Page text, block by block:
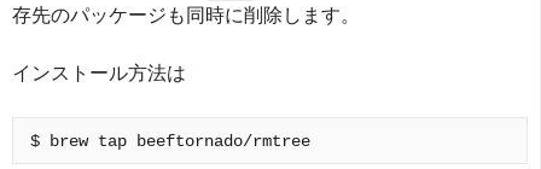
存先のパッケージも同時に削除します。
インストール方法は